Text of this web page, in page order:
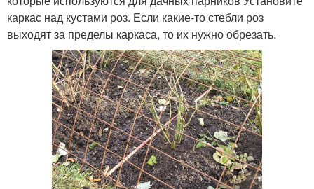
каркас над кустами роз. Если какие-то стебли роз
выходят за пределы каркаса, то их нужно обрезать.